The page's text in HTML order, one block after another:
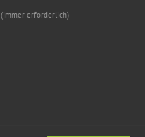
(immer erforderlich)